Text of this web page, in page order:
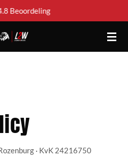
Beoordeling
· KvK 24216750